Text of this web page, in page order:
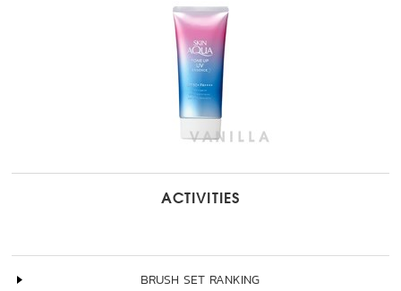
ACTIVITIES
BRUSH SET RANKING